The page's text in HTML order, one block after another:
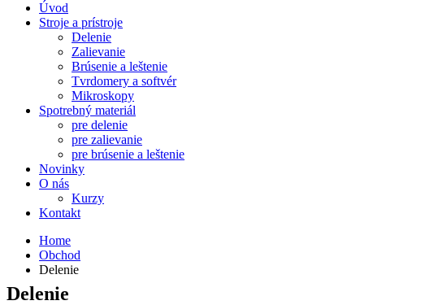
Úvod
Stroje a prístroje
Delenie
Zalievanie
Brúsenie a leštenie
Tvrdomery a softvér
Mikroskopy
Spotrebný materiál
pre delenie
pre zalievanie
pre brúsenie a leštenie
Novinky
O nás
Kurzy
Kontakt
Home
Obchod
Delenie
Delenie